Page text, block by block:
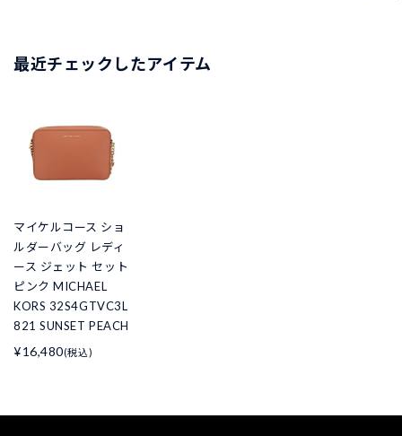
最近チェックしたアイテム
マイケルコース ショ
ルダーバッグ レディ
ース ジェット セット
ピンク MICHAEL
KORS 32S4GTVC3L
821 SUNSET PEACH
¥16,480(税込)